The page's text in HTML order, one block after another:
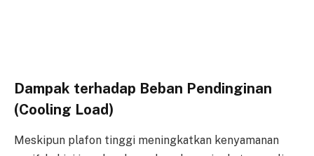
Dampak terhadap Beban Pendinginan
(Cooling Load)
Meskipun plafon tinggi meningkatkan kenyamanan